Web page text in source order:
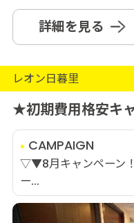
詳細を見る
レオン日暮里
★初期費用格安キ
CAMPAIGN
▽▼8月キャンペーン
ー...